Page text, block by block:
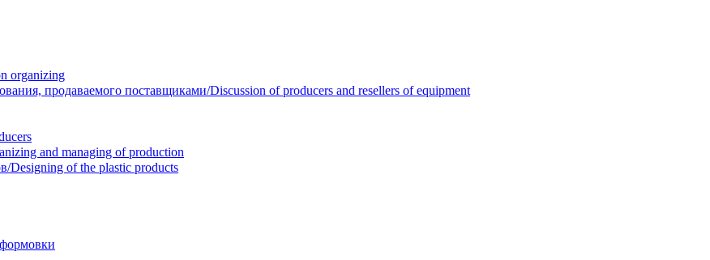
organizing
продаваемого поставщиками/Discussion of producers and resellers of equipment
and managing of production
Designing of the plastic products